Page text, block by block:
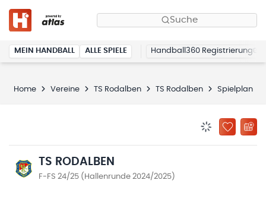
Suche
MEIN HANDBALL ALLE SPIELE Handball360 Registrierung
Home Vereine TS Rodalben TS Rodalben Spielplan
ZU
TS RODALBEN
F-FS 24/25 (Hallenrunde 2024/2025)